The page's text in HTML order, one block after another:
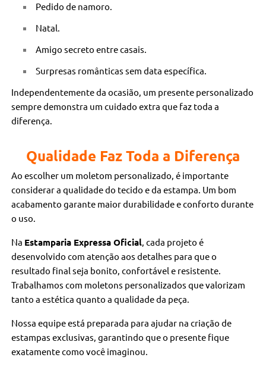
Pedido de namoro.
Natal.
Amigo secreto entre casais.
Surpresas românticas sem data específica.
Independentemente da ocasião, um presente personalizado
sempre demonstra um cuidado extra que faz toda a
diferença.
Qualidade Faz Toda a Diferença
Ao escolher um moletom personalizado, é importante
considerar a qualidade do tecido e da estampa. Um bom
acabamento garante maior durabilidade e conforto durante
o uso.
Na Estamparia Expressa Oficial, cada projeto é
desenvolvido com atenção aos detalhes para que o
resultado final seja bonito, confortável e resistente.
Trabalhamos com moletons personalizados que valorizam
tanto a estética quanto a qualidade da peça.
Nossa equipe está preparada para ajudar na criação de
estampas exclusivas, garantindo que o presente fique
exatamente como você imaginou.